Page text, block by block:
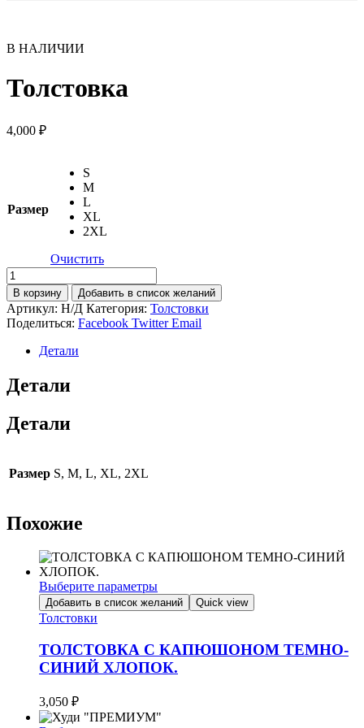
В НАЛИЧИИ
Толстовка
4,000 ₽
Размер
S
M
L
XL
2XL
Очистить
Количество
товара
Толстовка
В корзину Добавить в список желаний
Артикул: Н/Д Категория: Толстовки
Поделиться: Facebook Twitter Email
Детали
Детали
Детали
Размер S, M, L, XL, 2XL
Похожие
Выберите параметры
Этот
товар
несколько
вариаций.
Опции
выбрать
на
Добавить в список желаний Quick view
Толстовки
ТОЛСТОВКА С КАПЮШОНОМ ТЕМНО-
СИНИЙ ХЛОПОК.
3,050 ₽